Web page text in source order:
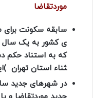
موردتقاضا
سابقه سکونت برای
ی کشور به یک سال
که به استناد حکم
ثناء استان تهران (